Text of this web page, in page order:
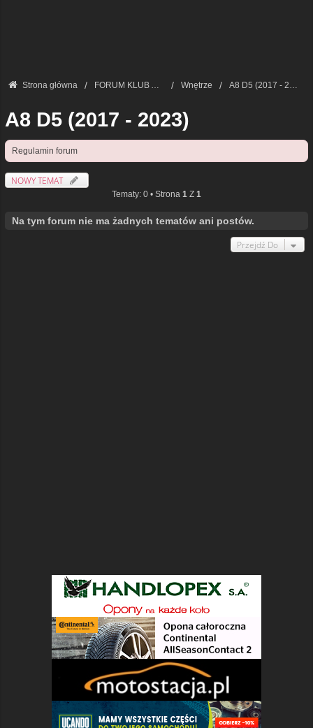
Strona główna FORUM KLUB AUDI A8 - FORUM TECHNICZNE Wnętrze A8 D5 (2017 - 2023)
A8 D5 (2017 - 2023)
Regulamin forum
NOWY TEMAT
Tematy: 0 • Strona 1 Z 1
Na tym forum nie ma żadnych tematów ani postów.
Przejdź Do